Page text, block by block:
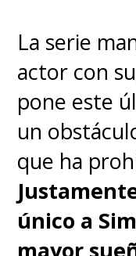
La serie
actor con
pone este
un
que ha
único a